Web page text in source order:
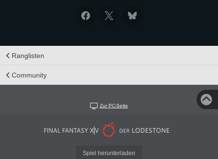
Ranglisten
Community
Zur PC-Seite
Spiel herunterladen